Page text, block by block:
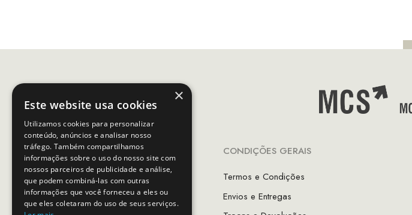
INFORMAÇÕES
A Minha Conta
Favoritos
CONDIÇÕES GERAIS
Termos e Condições
Envios e Entregas
×
Este website usa cookies
Utilizamos cookies para personalizar
conteúdo, anúncios e analisar nosso
tráfego. Também compartilhamos
informações sobre o uso do nosso site com
nossos parceiros de publicidade e análise,
que podem combiná-las com outras
informações que você forneceu a eles ou
que eles coletaram do uso de seus serviços.